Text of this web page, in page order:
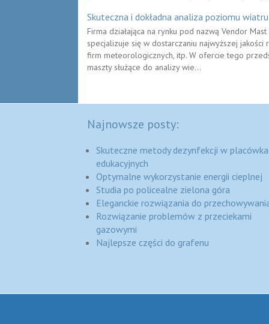
Skuteczna i dokładna analiza poziomu wiatru
Firma działająca na rynku pod nazwą Vendor
specjalizuje się w dostarczaniu najwyższej
firm meteorologicznych, itp. W ofercie tego
maszty służące do analizy wie...
Najnowsze posty:
Skuteczne metody dezynfekcji w
edukacyjnych
Optymalne wykorzystanie energii cieplnej
Studia po policealne zielona góra
Eleganckie rozwiązania do
Rozwiązanie problemów z przeciekami
gazowymi
Najlepsze części do grafenu